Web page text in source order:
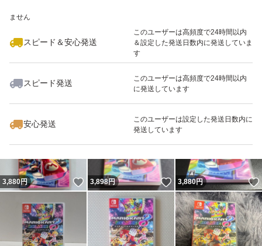
ません
スピード＆安心発送
このユーザーは高頻度で24時間以内
＆設定した発送日数内に発送していま
す
スピード発送
このユーザーは高頻度で24時間以内
に発送しています
安心発送
このユーザーは設定した発送日数内に
発送しています
いいね！
3,900
3,880円 いいね！
3,898円 いいね！
3,880円